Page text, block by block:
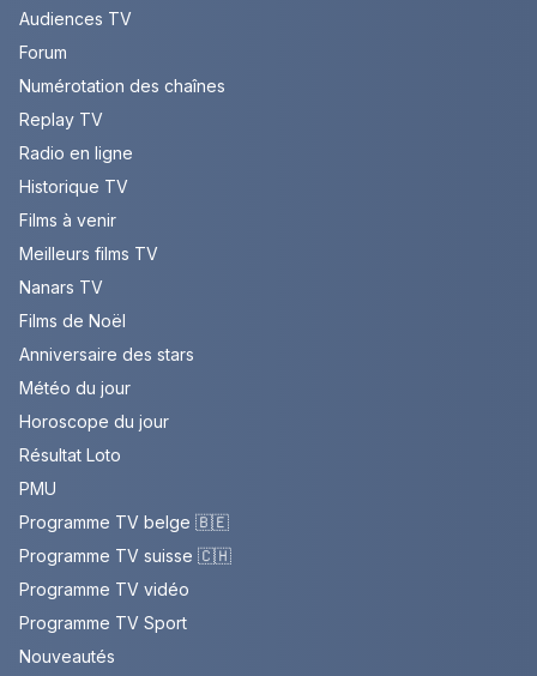
Audiences TV
Forum
Numérotation des chaînes
Replay TV
Radio en ligne
Historique TV
Films à venir
Meilleurs films TV
Nanars TV
Films de Noël
Anniversaire des stars
Météo du jour
Horoscope du jour
Résultat Loto
PMU
Programme TV belge 🇧🇪
Programme TV suisse 🇨🇭
Programme TV vidéo
Programme TV Sport
Nouveautés